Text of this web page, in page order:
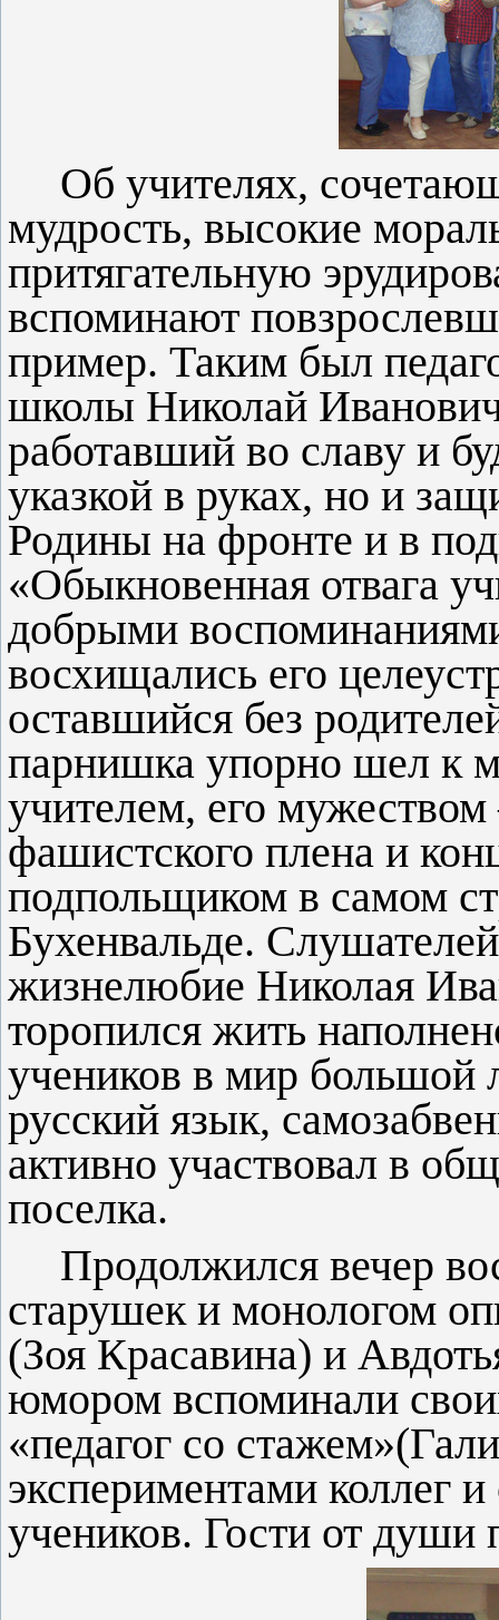
Об учителях,
мудрость, высокие
притягательную
вспоминают
пример. Таким был
школы Николай
работавший во славу и
указкой в руках, но и
Родины на фронте и в
«Обыкновенная отвага
добрыми
восхищались его
оставшийся без
парнишка упорно шел к
учителем, его
фашистского плена и
подпольщиком в самом
Бухенвальде.
жизнелюбие Николая
торопился жить
учеников в мир большой
русский язык,
активно участвовал в
поселка.
Продолжился вечер
старушек и монологом
(Зоя Красавина) и
юмором вспоминали
«педагог со
экспериментами коллег
учеников. Гости от души